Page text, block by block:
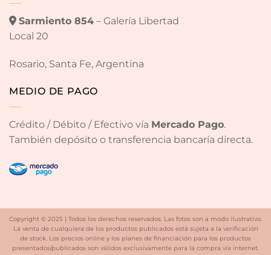
Sarmiento 854– Galería Libertad
Local 20
Rosario, Santa Fe, Argentina
MEDIO DE PAGO
Crédito / Débito / Efectivo vía Mercado Pago.
También depósito o transferencia bancaría directa.
Copyright © 2025 | Todos los derechos reservados. Las fotos son a modo ilustrativo.
La venta de cualquiera de los productos publicados está sujeta a la verificación
de stock. Los precios online y los planes de financiación para los productos
presentados/publicados son válidos exclusivamente para la compra vía internet.